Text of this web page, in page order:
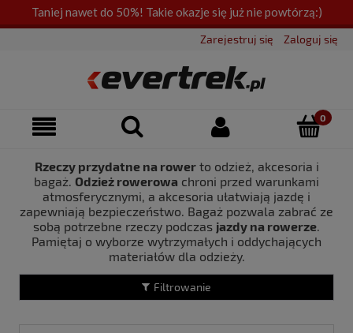
Taniej nawet do 50%! Takie okazje się już nie powtórzą:)
Zarejestruj się Zaloguj się
Filtrowanie
Rzeczy przydatne na rowerto odzież, akcesoria i
bagaż. Odzież rowerowa chroni przed warunkami
atmosferycznymi, a akcesoria ułatwiają jazdę i
zapewniają bezpieczeństwo. Bagaż pozwala zabrać ze
sobą potrzebne rzeczy podczas jazdy na rowerze.
Pamiętaj o wyborze wytrzymałych i oddychających
materiałów dla odzieży.